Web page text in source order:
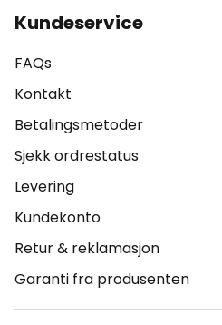
Kundeservice
FAQs
Kontakt
Betalingsmetoder
Sjekk ordrestatus
Levering
Kundekonto
Retur & reklamasjon
Garanti fra produsenten